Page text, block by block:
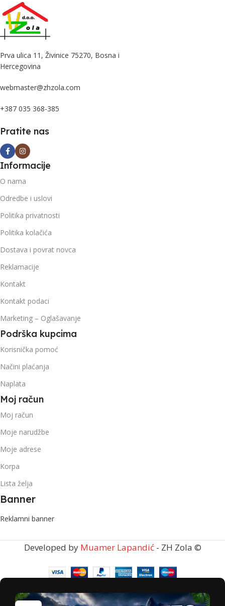
Prva ulica 11, Živinice 75270, Bosna i
Hercegovina
webmaster@zhzola.com
+387 035 368-385
Pratite nas
Informacije
O nama
Odredbe i uslovi
Politika privatnosti
Politika kolačića
Dostava i povrat novca
Reklamacije
Kontakt
Kontakt podaci
Marketing – Oglašavanje
Podrška kupcima
Korisnička pomoć
Načini plaćanja
Naplata
Moj račun
Moj račun
Moje narudžbe
Moje adrese
Korpa
Lista želja
Banner
Reklamni banner
Developed by Muamer Lapandić- ZH Zola ©